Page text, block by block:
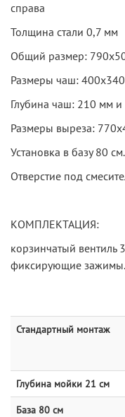
справа
Толщина стали 0,7 мм
Общий размер:
Размеры чаш:
Глубина чаш: 210 мм
Размеры выреза:
Установка в базу 80 см.
Отверстие под
КОМПЛЕКТАЦИЯ:
корзинчатый вентиль
фиксирующие зажимы.
Стандартный монтаж
Глубина мойки 21 см
База 80 см